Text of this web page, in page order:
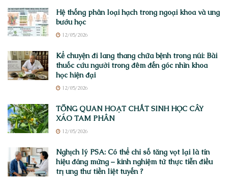
Hệ thống phân loại hạch trong ngoại khoa và ung
bướu học
12/05/2026
Kể chuyện đi lang thang chữa bệnh trong núi: Bài
thuốc cứu người trong đêm đến góc nhìn khoa
học hiện đại
12/05/2026
TỔNG QUAN HOẠT CHẤT SINH HỌC CÂY
XÁO TAM PHÂN
12/05/2026
Nghịch lý PSA: Có thể chỉ số tăng vọt lại là tín
hiệu đáng mừng – kinh nghiệm từ thực tiễn điều
trị ung thư tiền liệt tuyến ?